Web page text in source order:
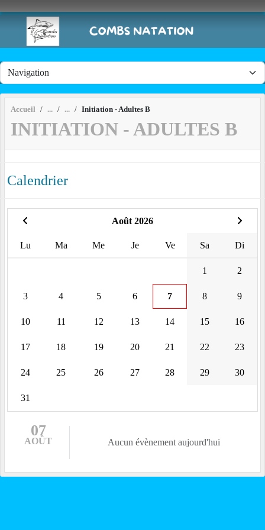
Accueil Initiation - Adultes B
INITIATION - ADULTES B
Calendrier
Août 2026
Lu Ma Me Je Ve Sa Di
1 2
3 4 5 6 7 8 9
10 11 12 13 14 15 16
17 18 19 20 21 22 23
24 25 26 27 28 29 30
31
07
AOÛT Aucun évènement aujourd'hui